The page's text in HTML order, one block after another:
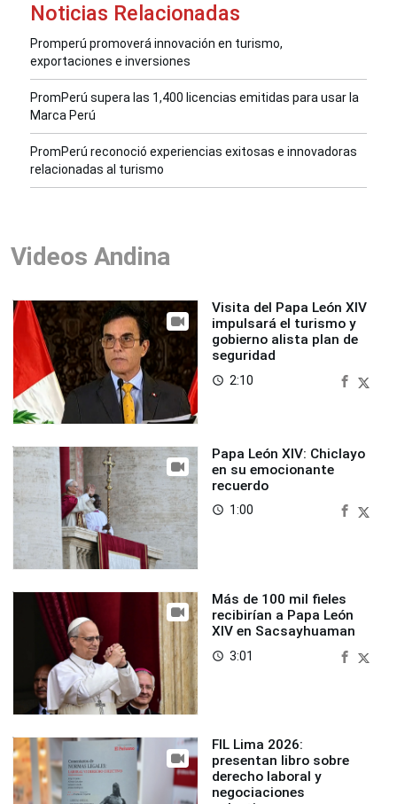
Noticias Relacionadas
Promperú promoverá innovación en turismo,
exportaciones e inversiones
PromPerú supera las 1,400 licencias emitidas para usar la
Marca Perú
PromPerú reconoció experiencias exitosas e innovadoras
relacionadas al turismo
Videos Andina
Visita del Papa León XIV
impulsará el turismo y
gobierno alista plan de
seguridad
access_time 2:10
Papa León XIV: Chiclayo
en su emocionante
recuerdo
access_time 1:00
Más de 100 mil fieles
recibirían a Papa León
XIV en Sacsayhuaman
access_time 3:01
FIL Lima 2026:
presentan libro sobre
derecho laboral y
negociaciones